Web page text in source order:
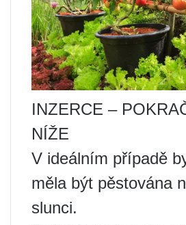
INZERCE –
NÍŽE
V ideálním případě
měla být pěstována
slunci.